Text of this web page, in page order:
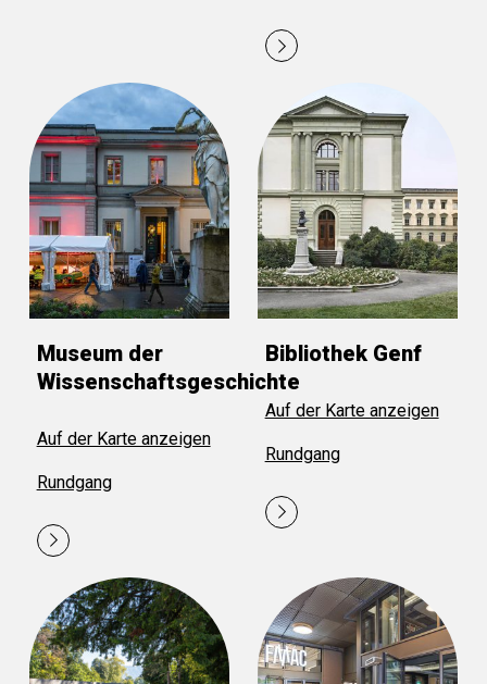
Museum der
Wissenschaftsgeschichte
Auf der Karte anzeigen
Rundgang
Bibliothek Genf
Auf der Karte anzeigen
Rundgang